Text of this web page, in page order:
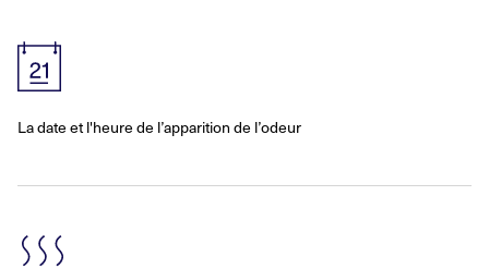
La date et l'heure de l’apparition de l’odeur